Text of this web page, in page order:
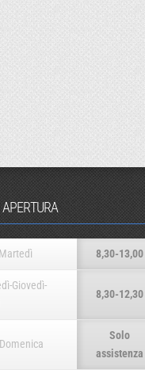
8,30-13,00
Giovedì-
8,30-12,30
Solo
assistenza